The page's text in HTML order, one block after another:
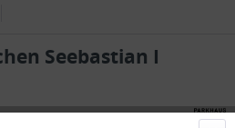
Seebastian I